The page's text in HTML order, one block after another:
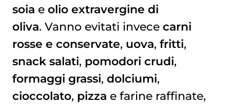
soia eolio extravergine di
oliva. Vanno evitati invece carni
rosse e conservate, uova, fritti,
snack salati, pomodori crudi,
formaggi grassi, dolciumi,
cioccolato, pizza e farine raffinate,